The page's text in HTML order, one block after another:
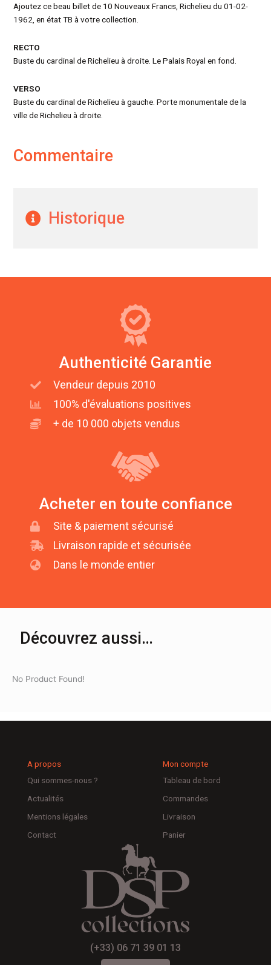
Ajoutez ce beau billet de 10 Nouveaux Francs, Richelieu du 01-02-
1962, en état TB à votre collection.
RECTO
Buste du cardinal de Richelieu à droite. Le Palais Royal en fond.
VERSO
Buste du cardinal de Richelieu à gauche. Porte monumentale de la
ville de Richelieu à droite.
Commentaire
Historique
Authenticité Garantie
Vendeur depuis 2010
100% d'évaluations positives
+ de 10 000 objets vendus
Acheter en toute confiance
Site & paiement sécurisé
Livraison rapide et sécurisée
Dans le monde entier
Découvrez aussi…
No Product Found!
A propos
Qui sommes-nous ?
Actualités
Mentions légales
Contact
Mon compte
Tableau de bord
Commandes
Livraison
Panier
(+33) 06 71 39 01 13